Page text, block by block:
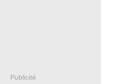
Publicité